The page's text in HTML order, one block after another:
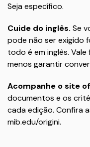
Seja específico.
Cuide do inglês. Se
pode não ser exigido
todo é em inglês.
menos garantir
Acompanhe o site
documentos e os
cada edição. Confira
mib.edu/origini.